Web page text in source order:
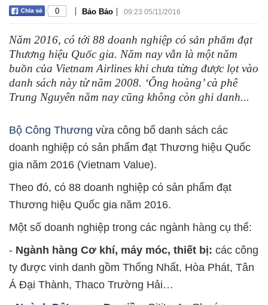
0 | Bảo Bảo | 09:23 05/11/2016
Năm 2016, có tới 88 doanh nghiệp có sản phẩm đạt
Thương hiệu Quốc gia. Năm nay vẫn là một năm
buồn của Vietnam Airlines khi chưa từng được lọt vào
danh sách này từ năm 2008. ‘Ông hoàng’ cà phê
Trung Nguyên năm nay cũng không còn ghi danh...
Bộ Công Thương vừa công bố danh sách các
doanh nghiệp có sản phẩm đạt Thương hiệu Quốc
gia năm 2016 (Vietnam Value).
Theo đó, có 88 doanh nghiệp có sản phẩm đạt
Thương hiệu Quốc gia năm 2016.
Một số doanh nghiệp trong các ngành hàng cụ thể:
- Ngành hàng Cơ khí, máy móc, thiết bị: các công
ty được vinh danh gồm Thống Nhất, Hòa Phát, Tân
Á Đại Thành, Thaco Trường Hải…